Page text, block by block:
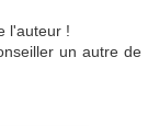
l'auteur !
un autre de